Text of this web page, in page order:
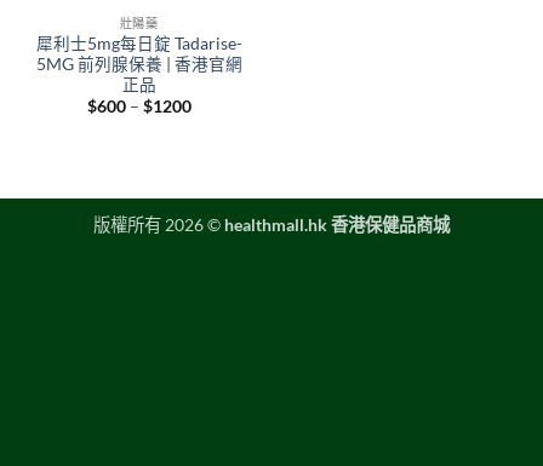
壯陽藥
犀利士5mg每日錠 Tadarise-
5MG 前列腺保養 | 香港官網
正品
$600 – $1200Price
版權所有 2026 © healthmall.hk 香港保健品商城